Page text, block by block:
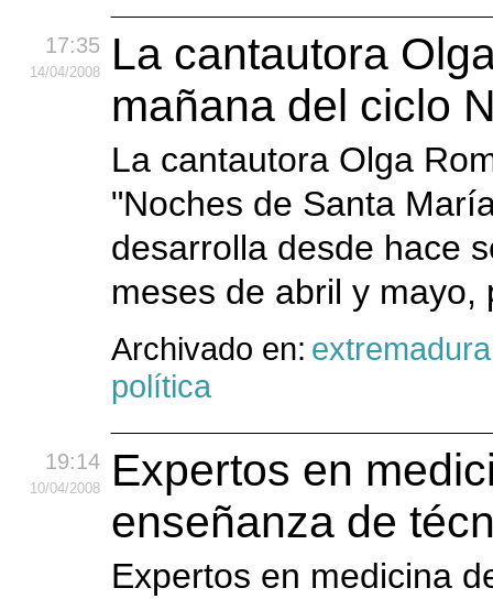
17:35
14/04/2008
La cantautora
mañana del ciclo
La cantautora Olga
"Noches de Santa
desarrolla desde hace
meses de abril y
Archivado en: extremadura
política
19:14
10/04/2008
Expertos en
enseñanza de
Expertos en medicina